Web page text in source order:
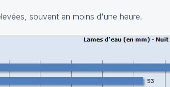
souvent en moins d'une heure.